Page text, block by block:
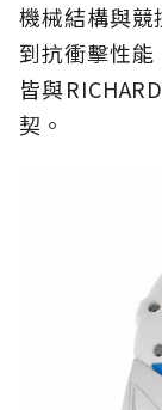
機械結構與競
到抗衝擊性能
皆與
契。